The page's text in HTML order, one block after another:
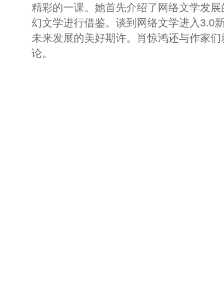
精彩的一课。她首先介绍了网络文学发
幻文学进行借鉴。谈到网络文学进入 3.0
未来发展的美好期许。肖惊鸿还与作家
论。